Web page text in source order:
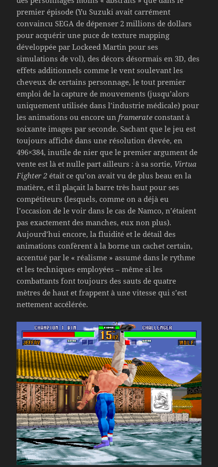
premier épisode (Yu Suzuki avait carrément
convaincu SEGA de dépenser 2 millions de dollars
pour acquérir une puce de texture mapping
développée par Lockeed Martin pour ses
simulations de vol), des décors désormais en 3D, des
effets additionnels comme le vent soulevant les
cheveux de certains personnage, le tout premier
emploi de la capture de mouvements (jusqu’alors
uniquement utilisée dans l’industrie médicale) pour
les animations ou encore unframerate constant à
soixante images par seconde. Sachant que le jeu est
toujours affiché dans une résolution élevée, en
496×384, inutile de nier que le premier argument de
vente est là et nulle part ailleurs : à sa sortie, Virtua
Fighter 2 était ce qu’on avait vu de plus beau en la
matière, et il plaçait la barre très haut pour ses
compétiteurs (lesquels, comme on a déjà eu
l’occasion de le voir dans le cas de Namco, n’étaient
pas exactement des manches, eux non plus).
Aujourd’hui encore, la fluidité et le détail des
animations confèrent à la borne un cachet certain,
accentué par le « réalisme » assumé dans le rythme
et les techniques employées – même si les
combattants font toujours des sauts de quatre
mètres de haut et frappent à une vitesse qui s’est
nettement accélérée.